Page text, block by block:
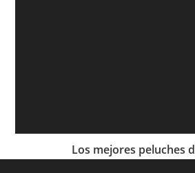
Los mejores peluches